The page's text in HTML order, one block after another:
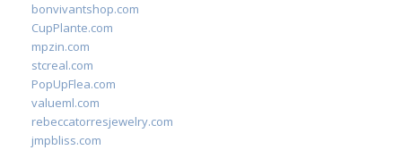
bonvivantshop.com
CupPlante.com
mpzin.com
stcreal.com
PopUpFlea.com
valueml.com
rebeccatorresjewelry.com
jmpbliss.com